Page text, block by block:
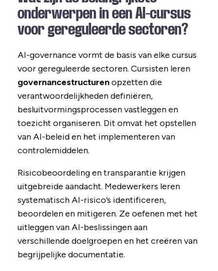
onderwerpen in een AI-cursus
voor gereguleerde sectoren?
AI-governance vormt de basis van elke cursus
voor gereguleerde sectoren. Cursisten leren
governancestructurenopzetten die
verantwoordelijkheden definiëren,
besluitvormingsprocessen vastleggen en
toezicht organiseren. Dit omvat het opstellen
van AI-beleid en het implementeren van
controlemiddelen.
Risicobeoordeling en transparantie krijgen
uitgebreide aandacht. Medewerkers leren
systematisch AI-risico’s identificeren,
beoordelen en mitigeren. Ze oefenen met het
uitleggen van AI-beslissingen aan
verschillende doelgroepen en het creëren van
begrijpelijke documentatie.